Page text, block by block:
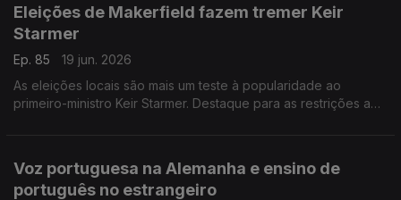
Eleições de Makerfield fazem tremer Keir
Starmer
Ep. 85
19 jun. 2026
As eleições locais são mais um teste à popularidade ao
primeiro-ministro Keir Starmer. Destaque para as restrições a
Voz portuguesa na Alemanha e ensino de
português no estrangeiro